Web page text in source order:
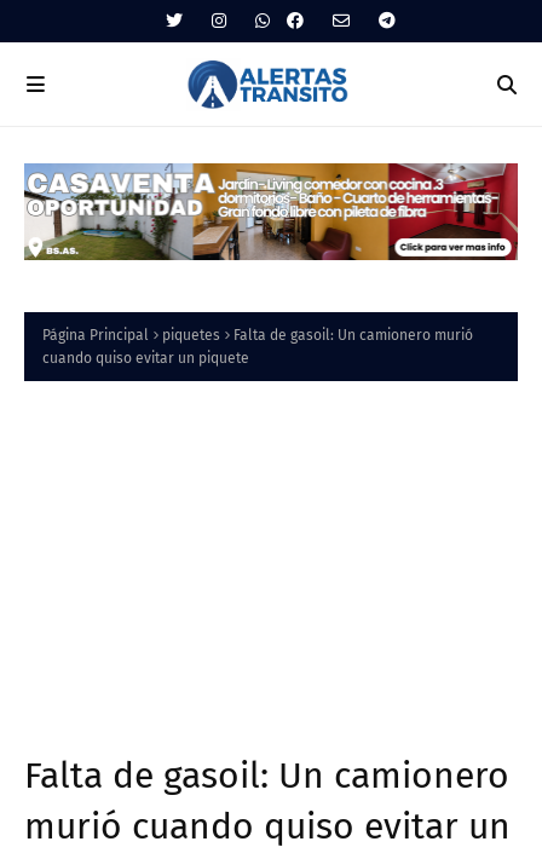
Página Principal piquetes
Falta de gasoil: Un camionero murió
cuando quiso evitar un piquete
Falta de gasoil: Un camionero
murió cuando quiso evitar un